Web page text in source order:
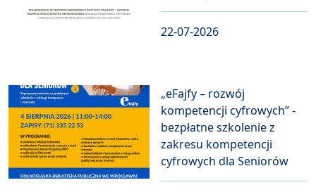
22-07-2026
„eFajfy – rozwój
kompetencji cyfrowych” -
bezpłatne szkolenie z
zakresu kompetencji
cyfrowych dla Seniorów